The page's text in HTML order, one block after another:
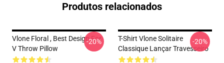
Produtos relacionados
Vlone Floral , Best Design For
V Throw Pillow
-20%
T-Shirt Vlone Solitaire
Classique Lançar Travesseiro
-20%